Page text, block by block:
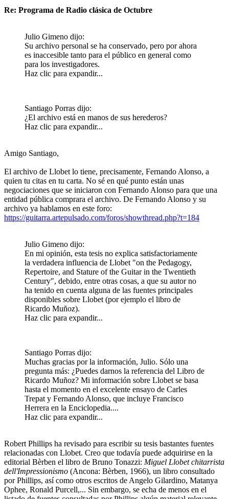
Re: Programa de Radio clásica de Octubre
Julio Gimeno dijo:
Su archivo personal se ha conservado, pero por ahora
es inaccesible tanto para el público en general como
para los investigadores.
Haz clic para expandir...
Santiago Porras dijo:
¿El archivo está en manos de sus herederos?
Haz clic para expandir...
Amigo Santiago,
El archivo de Llobet lo tiene, precisamente, Fernando Alonso, a
quien tu citas en tu carta. No sé en qué punto están unas
negociaciones que se iniciaron con Fernando Alonso para que una
entidad pública comprara el archivo. De Fernando Alonso y su
archivo ya hablamos en este foro:
https://guitarra.artepulsado.com/foros/showthread.php?t=184
Julio Gimeno dijo:
En mi opinión, esta tesis no explica satisfactoriamente
la verdadera influencia de Llobet "on the Pedagogy,
Repertoire, and Stature of the Guitar in the Twentieth
Century", debido, entre otras cosas, a que su autor no
ha tenido en cuenta alguna de las fuentes principales
disponibles sobre Llobet (por ejemplo el libro de
Ricardo Muñoz).
Haz clic para expandir...
Santiago Porras dijo:
Muchas gracias por la información, Julio. Sólo una
pregunta más: ¿Puedes darnos la referencia del Libro de
Ricardo Muñoz? Mi información sobre Llobet se basa
hasta el momento en el excelente ensayo de Carles
Trepat y Fernando Alonso, que incluye Francisco
Herrera en la Enciclopedia....
Haz clic para expandir...
Robert Phillips ha revisado para escribir su tesis bastantes fuentes
relacionadas con Llobet. Creo que todavía puede adquirirse en la
editorial Bèrben el libro de Bruno Tonazzi: Miguel Llobet chitarrista
dell'Impressionismo (Ancona: Bèrben, 1966), un libro consultado
por Phillips, así como otros escritos de Angelo Gilardino, Matanya
Ophee, Ronald Purcell,... Sin embargo, se echa de menos en el